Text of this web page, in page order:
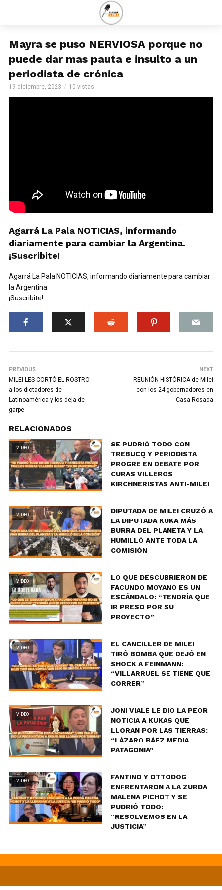
Mayra se puso NERVIOSA porque no
puede dar mas pauta e insulto a un
periodista de crónica
19 diciembre, 2023 10 vistas
Agarrá La Pala NOTICIAS, informando
diariamente para cambiar la Argentina.
¡Suscribite!
Agarrá La Pala NOTICIAS, informando diariamente para cambiar
la Argentina.
¡Suscribite!
PREVIOUS
MILEI LES CORTÓ EL ROSTRO
a los dictadores de
Latinoamérica y los deja de
garpe
NEXT
REUNIÓN HISTÓRICA de Milei
con los 24 gobernadores en
Casa Rosada
RELACIONADOS
VIDEO
SE PUDRIÓ TODO CON
TREBUCQ Y PERIODISTA
PROGRE EN DEBATE POR
CURAS VILLEROS
KIRCHNERISTAS ANTI-MILEI
VIDEO
DIPUTADA DE MILEI CRUZÓ A
LA DIPUTADA KUKA MÁS
BURRA DEL PLANETA Y LA
HUMILLÓ ANTE TODA LA
COMISIÓN
VIDEO
LO QUE DESCUBRIERON DE
FACUNDO MOYANO ES UN
ESCÁNDALO: “TENDRÍA QUE
IR PRESO POR SU
PROYECTO”
VIDEO
EL CANCILLER DE MILEI
TIRÓ BOMBA QUE DEJÓ EN
SHOCK A FEINMANN:
“VILLARRUEL SE TIENE QUE
CORRER”
VIDEO
JONI VIALE LE DIO LA PEOR
NOTICIA A KUKAS QUE
LLORAN POR LAS TIERRAS:
“LÁZARO BÁEZ MEDIA
PATAGONIA”
VIDEO
FANTINO Y OTTODOG
ENFRENTARON A LA ZURDA
MALENA PICHOT Y SE
PUDRIÓ TODO:
“RESOLVEMOS EN LA
JUSTICIA”